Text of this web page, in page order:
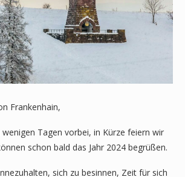
Frankenhain,
wenigen Tagen vorbei, in Kürze feiern wir
schon bald das Jahr 2024 begrüßen.
sich zu besinnen, Zeit für sich